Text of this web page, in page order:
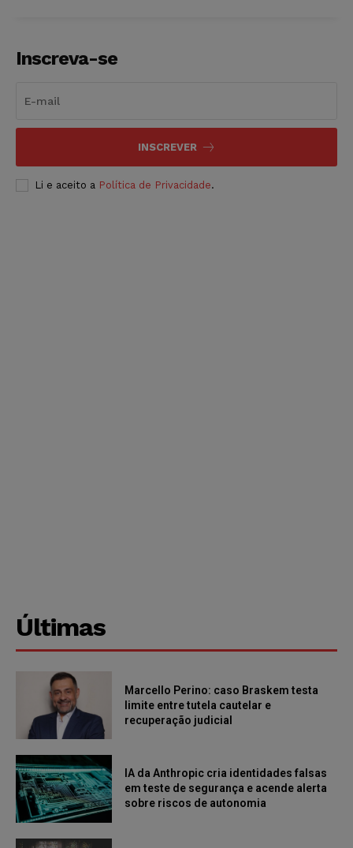
Inscreva-se
INSCREVER
Li e aceito a Política de Privacidade.
Últimas
Marcello Perino: caso Braskem testa
limite entre tutela cautelar e
recuperação judicial
IA da Anthropic cria identidades falsas
em teste de segurança e acende alerta
sobre riscos de autonomia